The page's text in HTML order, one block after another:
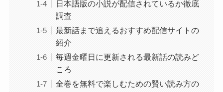
日本語版の小説が配信されているか徹底
調査
最新話まで追えるおすすめ配信サイトの
紹介
毎週金曜日に更新される最新話の読みど
ころ
全巻を無料で楽しむための賢い読み方の